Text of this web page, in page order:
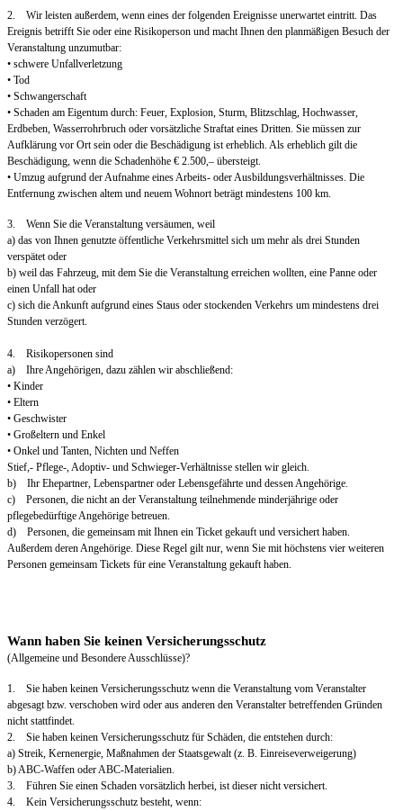
2. Wir leisten außerdem, wenn eines der folgenden Ereignisse unerwartet eintritt. Das
Ereignis betrifft Sie oder eine Risikoperson und macht Ihnen den planmäßigen Besuch der
Veranstaltung unzumutbar:
• schwere Unfallverletzung
• Tod
• Schwangerschaft
• Schaden am Eigentum durch: Feuer, Explosion, Sturm, Blitzschlag, Hochwasser,
Erdbeben, Wasserrohrbruch oder vorsätzliche Straftat eines Dritten. Sie müssen zur
Aufklärung vor Ort sein oder die Beschädigung ist erheblich. Als erheblich gilt die
Beschädigung, wenn die Schadenhöhe € 2.500,– übersteigt.
• Umzug aufgrund der Aufnahme eines Arbeits- oder Ausbildungsverhältnisses. Die
Entfernung zwischen altem und neuem Wohnort beträgt mindestens 100 km.
3. Wenn Sie die Veranstaltung versäumen, weil
a) das von Ihnen genutzte öffentliche Verkehrsmittel sich um mehr als drei Stunden
verspätet oder
b) weil das Fahrzeug, mit dem Sie die Veranstaltung erreichen wollten, eine Panne oder
einen Unfall hat oder
c) sich die Ankunft aufgrund eines Staus oder stockenden Verkehrs um mindestens drei
Stunden verzögert.
4. Risikopersonen sind
a) Ihre Angehörigen, dazu zählen wir abschließend:
• Kinder
• Eltern
• Geschwister
• Großeltern und Enkel
• Onkel und Tanten, Nichten und Neffen
Stief,- Pflege-, Adoptiv- und Schwieger-Verhältnisse stellen wir gleich.
b) Ihr Ehepartner, Lebenspartner oder Lebensgefährte und dessen Angehörige.
c) Personen, die nicht an der Veranstaltung teilnehmende minderjährige oder
pflegebedürftige Angehörige betreuen.
d) Personen, die gemeinsam mit Ihnen ein Ticket gekauft und versichert haben.
Außerdem deren Angehörige. Diese Regel gilt nur, wenn Sie mit höchstens vier weiteren
Personen gemeinsam Tickets für eine Veranstaltung gekauft haben.
Wann haben Sie keinen Versicherungsschutz
(Allgemeine und Besondere Ausschlüsse)?
1. Sie haben keinen Versicherungsschutz wenn die Veranstaltung vom Veranstalter
abgesagt bzw. verschoben wird oder aus anderen den Veranstalter betreffenden Gründen
nicht stattfindet.
2. Sie haben keinen Versicherungsschutz für Schäden, die entstehen durch:
a) Streik, Kernenergie, Maßnahmen der Staatsgewalt (z. B. Einreiseverweigerung)
b) ABC-Waffen oder ABC-Materialien.
3. Führen Sie einen Schaden vorsätzlich herbei, ist dieser nicht versichert.
4. Kein Versicherungsschutz besteht, wenn: